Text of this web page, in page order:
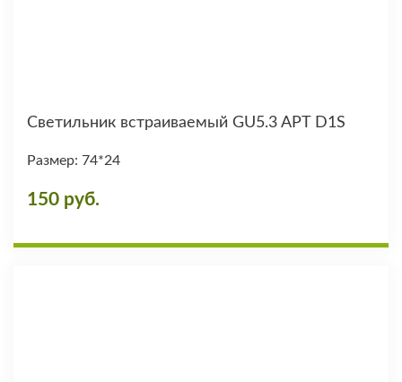
Светильник встраиваемый GU5.3 APT D1S
Размер: 74*24
150 руб.